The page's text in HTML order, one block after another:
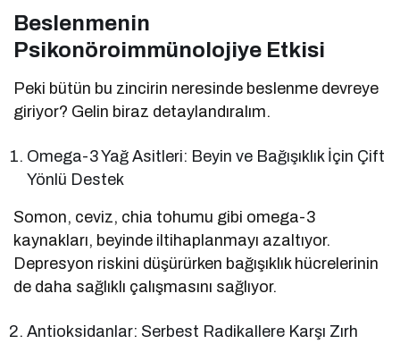
Beslenmenin
Psikonöroimmünolojiye Etkisi
Peki bütün bu zincirin neresinde beslenme devreye
giriyor? Gelin biraz detaylandıralım.
Omega-3 Yağ Asitleri: Beyin ve Bağışıklık İçin Çift
Yönlü Destek
Somon, ceviz, chia tohumu gibi omega-3
kaynakları, beyinde iltihaplanmayı azaltıyor.
Depresyon riskini düşürürken bağışıklık hücrelerinin
de daha sağlıklı çalışmasını sağlıyor.
Antioksidanlar: Serbest Radikallere Karşı Zırh